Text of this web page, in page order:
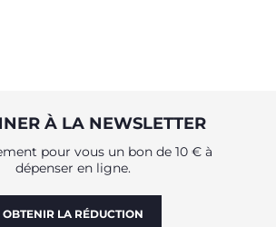
À LA NEWSLETTER
pour vous un bon de 10 € à
dépenser en ligne.
OBTENIR LA RÉDUCTION